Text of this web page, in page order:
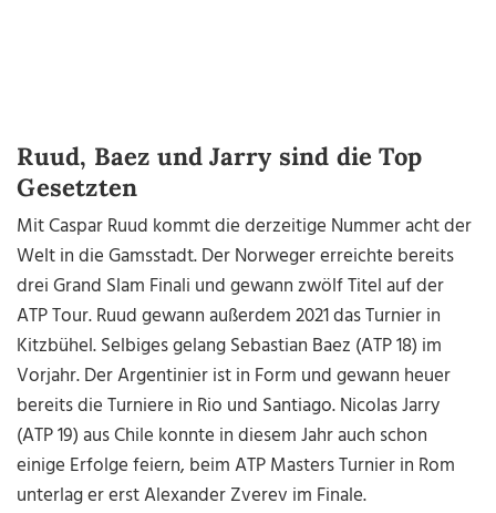
Ruud, Baez und Jarry sind die Top
Gesetzten
Mit Caspar Ruud kommt die derzeitige Nummer acht der
Welt in die Gamsstadt. Der Norweger erreichte bereits
drei Grand Slam Finali und gewann zwölf Titel auf der
ATP Tour. Ruud gewann außerdem 2021 das Turnier in
Kitzbühel. Selbiges gelang Sebastian Baez (ATP 18) im
Vorjahr. Der Argentinier ist in Form und gewann heuer
bereits die Turniere in Rio und Santiago. Nicolas Jarry
(ATP 19) aus Chile konnte in diesem Jahr auch schon
einige Erfolge feiern, beim ATP Masters Turnier in Rom
unterlag er erst Alexander Zverev im Finale.